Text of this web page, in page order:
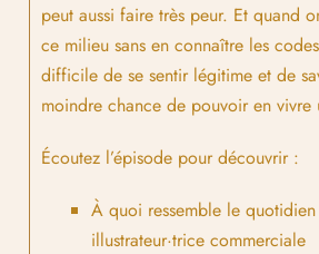
peut aussi faire très peur. Et quand
ce milieu sans en connaître les
difficile de se sentir légitime et de
moindre chance de pouvoir en vivre
Écoutez l’épisode pour découvrir :
À quoi ressemble le quotidien
illustrateur·trice commerciale